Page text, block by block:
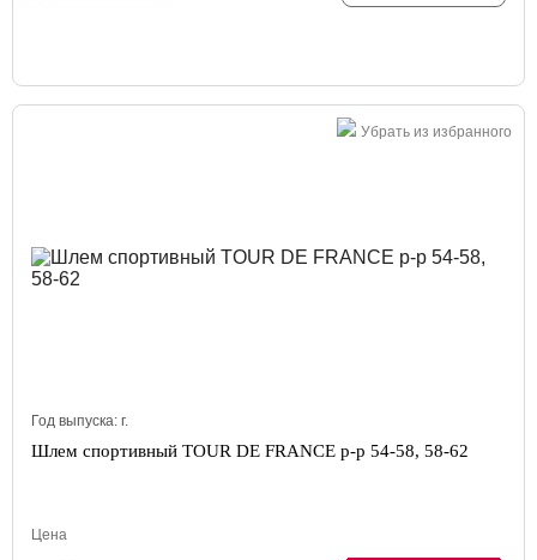
Убрать из избранного
Год выпуска: г.
Шлем спортивный TOUR DE FRANCE р-р 54-58, 58-62
Цена